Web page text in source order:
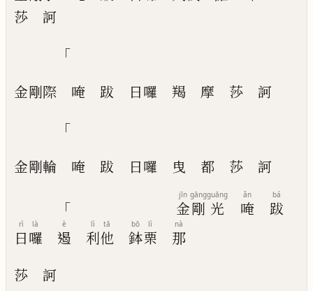
莎
訶
「
金剛際 唵 跋 日囉 羯 摩 莎 訶
「
金剛輪 唵 跋 日囉 曳 都 莎 訶
「 金
jīn
剛
gāng
光
guāng
唵
ǎn
跋
bá
日
rì
囉
là
遏
è
利
lì
他
tā
鉢
bō
栗
lì
那
nà
莎 訶